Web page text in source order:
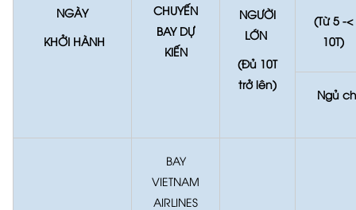
NGÀY
KHỞI HÀNH
CHUYẾN
BAY DỰ
KIẾN
NGƯỜI
LỚN
(Đủ 10T
trở lên)
(Từ 5 -<
10T)
Ngủ
BAY
VIETNAM
AIRLINES